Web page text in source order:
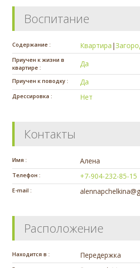
Воспитание
Содержание : Квартира |
Приучен к жизни в
квартире :
Да
Приучен к поводку : Да
Дрессировка : Нет
Контакты
Имя : Алена
Телефон : +7-904-232-85-15
E-mail :
Расположение
Находится в : Передержка